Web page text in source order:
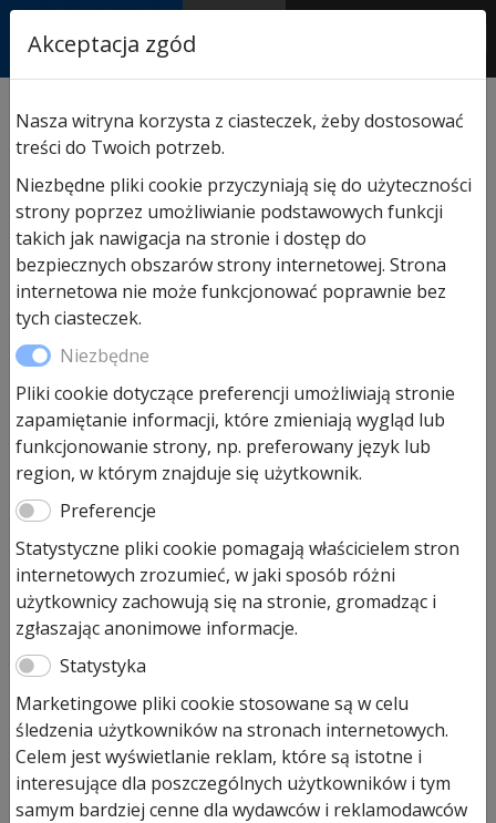
AUTORYZOWANY
PARTNER & SERWIS
przemysłowych/ Przeszklenie Sandwich typ A do bram
przemysłowych SPU
Przeszklenie Sandwich typ A do
bram przemysłowych SPU
582,00zł
Pozostało tylko: 2
ilość
Przeszklenie
Sandwich
typ
A
do
bram
przemysłowych
SPU
Dodaj do koszyka
Przeszklenie Sandwich typ A do
ocieplanych segmentów bramy 42
mm
Akceptacja zgód
Nasza witryna korzysta z ciasteczek, żeby dostosować
treści do Twoich potrzeb.
Niezbędne pliki cookie przyczyniają się do użyteczności
strony poprzez umożliwianie podstawowych funkcji
takich jak nawigacja na stronie i dostęp do
bezpiecznych obszarów strony internetowej. Strona
internetowa nie może funkcjonować poprawnie bez
tych ciasteczek.
Niezbędne
Pliki cookie dotyczące preferencji umożliwiają stronie
zapamiętanie informacji, które zmieniają wygląd lub
funkcjonowanie strony, np. preferowany język lub
region, w którym znajduje się użytkownik.
Preferencje
Statystyczne pliki cookie pomagają właścicielem stron
internetowych zrozumieć, w jaki sposób różni
użytkownicy zachowują się na stronie, gromadząc i
zgłaszając anonimowe informacje.
Statystyka
Marketingowe pliki cookie stosowane są w celu
śledzenia użytkowników na stronach internetowych.
Celem jest wyświetlanie reklam, które są istotne i
interesujące dla poszczególnych użytkowników i tym
samym bardziej cenne dla wydawców i reklamodawców